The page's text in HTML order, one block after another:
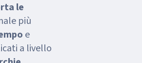
le
più
e
a livello